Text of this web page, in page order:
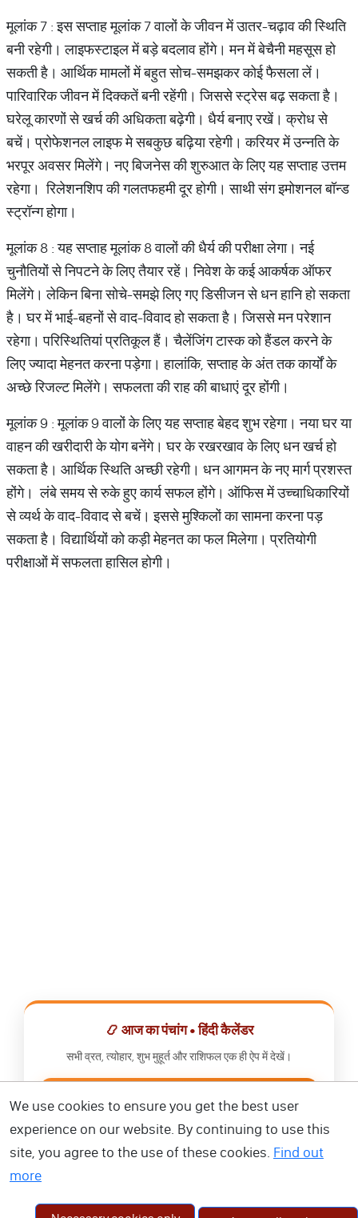
मूलांक 7 : इस सप्ताह मूलांक 7 वालों के जीवन में उातर-चढ़ाव की स्थिति
बनी रहेगी। लाइफस्टाइल में बड़े बदलाव होंगे। मन में बेचैनी महसूस हो
सकती है। आर्थिक मामलों में बहुत सोच-समझकर कोई फैसला लें।
पारिवारिक जीवन में दिक्कतें बनी रहेंगी। जिससे स्ट्रेस बढ़ सकता है।
घरेलू कारणों से खर्च की अधिकता बढ़ेगी। धैर्य बनाए रखें। क्रोध से
बचें। प्रोफेशनल लाइफ मे सबकुछ बढ़िया रहेगी। करियर में उन्नति के
भरपूर अवसर मिलेंगे। नए बिजनेस की शुरुआत के लिए यह सप्ताह उत्तम
रहेगा। रिलेशनशिप की गलतफहमी दूर होगी। साथी संग इमोशनल बॉन्ड
स्ट्रॉन्ग होगा।
मूलांक 8 : यह सप्ताह मूलांक 8 वालों की धैर्य की परीक्षा लेगा। नई
चुनौतियों से निपटने के लिए तैयार रहें। निवेश के कई आकर्षक ऑफर
मिलेंगे। लेकिन बिना सोचे-समझे लिए गए डिसीजन से धन हानि हो सकता
है। घर में भाई-बहनों से वाद-विवाद हो सकता है। जिससे मन परेशान
रहेगा। परिस्थितियां प्रतिकूल हैं। चैलेंजिंग टास्क को हैंडल करने के
लिए ज्यादा मेहनत करना पड़ेगा। हालांकि, सप्ताह के अंत तक कार्यों के
अच्छे रिजल्ट मिलेंगे। सफलता की राह की बाधाएं दूर होंगी।
मूलांक 9 : मूलांक 9 वालों के लिए यह सप्ताह बेहद शुभ रहेगा। नया घर या
वाहन की खरीदारी के योग बनेंगे। घर के रखरखाव के लिए धन खर्च हो
सकता है। आर्थिक स्थिति अच्छी रहेगी। धन आगमन के नए मार्ग प्रशस्त
होंगे। लंबे समय से रुके हुए कार्य सफल होंगे। ऑफिस में उच्चाधिकारियों
से व्यर्थ के वाद-विवाद से बचें। इससे मुश्किलों का सामना करना पड़
सकता है। विद्यार्थियों को कड़ी मेहनत का फल मिलेगा। प्रतियोगी
परीक्षाओं में सफलता हासिल होगी।
📿 आज का पंचांग • हिंदी कैलेंडर
सभी व्रत, त्योहार, शुभ मुहूर्त और राशिफल एक ही ऐप में देखें।
📅 हिंदी कैलेंडर ऐप डाउनलोड करें
We use cookies to ensure you get the best user
experience on our website. By continuing to use this
site, you agree to the use of these cookies. Find out
more